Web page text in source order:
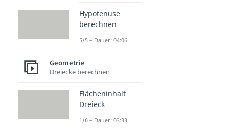
Hypotenuse
berechnen
5/5 – Dauer: 04:06
Geometrie
Dreiecke berechnen
Flächeninhalt
Dreieck
1/6 – Dauer: 03:33